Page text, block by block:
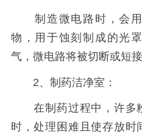
制造微电路时，会用
物，用于蚀刻制成的光
气，微电路将被切断或短
2、制药洁净室：
在制药过程中，许多
时，处理困难且使存放时